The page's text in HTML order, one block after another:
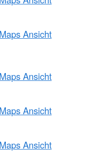
Ansicht
Ansicht
Ansicht
Ansicht